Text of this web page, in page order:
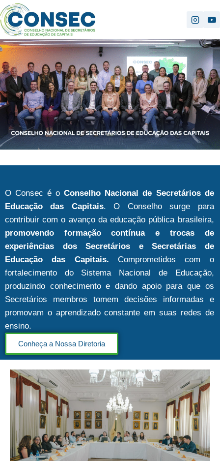
O Consec é oConselho Nacional de Secretários de
Educação das Capitais. O Conselho surge para
contribuir com o avanço da educação pública brasileira,
promovendo formação contínua e trocas de
experiências dos Secretários e Secretárias de
Educação das Capitais. Comprometidos com o
fortalecimento do Sistema Nacional de Educação,
produzindo conhecimento e dando apoio para que os
Secretários membros tomem decisões informadas e
promovam o aprendizado constante em suas redes de
ensino.
Conheça a Nossa Diretoria